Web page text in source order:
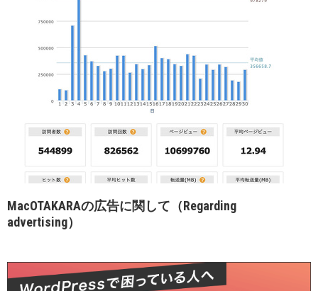
MacOTAKARAの広告に関して（Regarding
advertising）